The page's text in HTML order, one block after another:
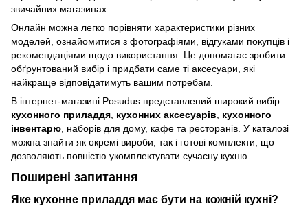
звичайних магазинах.
Онлайн можна легко порівняти характеристики різних
моделей, ознайомитися з фотографіями, відгуками покупців і
рекомендаціями щодо використання. Це допомагає зробити
обґрунтований вибір і придбати саме ті аксесуари, які
найкраще відповідатимуть вашим потребам.
В інтернет-магазині Posudus представлений широкий вибір
кухонного приладдя кухонних аксесуарів
кухонного
інвентарю , наборів для дому, кафе та ресторанів. У каталозі
можна знайти як окремі вироби, так і готові комплекти, що
дозволяють повністю укомплектувати сучасну кухню.
Поширені запитання
Яке кухонне приладдя має бути на кожній кухні?